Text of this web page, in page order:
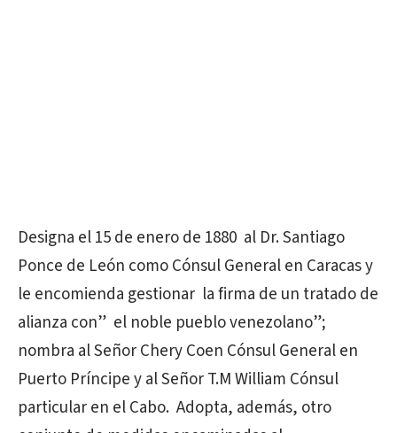
Designa el 15 de enero de 1880 al Dr. Santiago
Ponce de León como Cónsul General en Caracas y
le encomienda gestionar la firma de un tratado de
alianza con” el noble pueblo venezolano”;
nombra al Señor Chery Coen Cónsul General en
Puerto Príncipe y al Señor T.M William Cónsul
particular en el Cabo. Adopta, además, otro